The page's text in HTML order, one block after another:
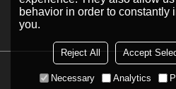
behavior in order to constantly
you.
Reject All Accept
Necessary Analytics